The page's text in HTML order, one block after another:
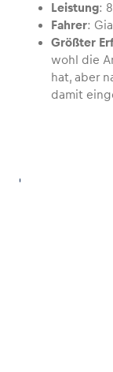
Leistung:
Fahrer:
Größter
wohl die
hat, aber
damit